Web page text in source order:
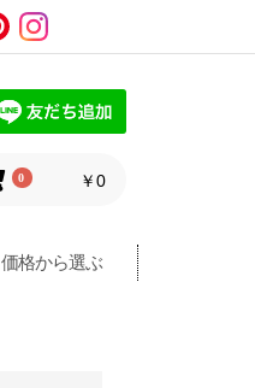
0 ￥0
価格から選ぶ